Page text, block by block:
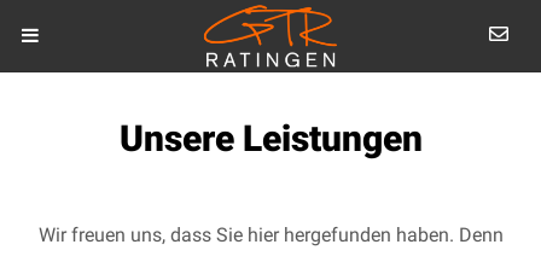
Unsere Leistungen
Wir freuen uns, dass Sie hier hergefunden haben. Denn